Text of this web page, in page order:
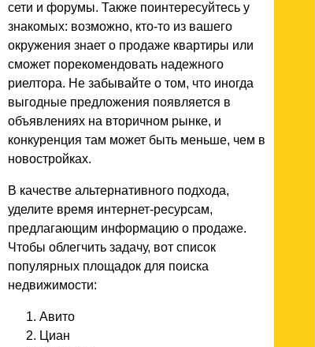
сети и форумы. Также поинтересуйтесь у
знакомых: возможно, кто-то из вашего
окружения знает о продаже квартиры или
сможет порекомендовать надежного
риелтора. Не забывайте о том, что иногда
выгодные предложения появляется в
объявлениях на вторичном рынке, и
конкуренция там может быть меньше, чем в
новостройках.
В качестве альтернативного подхода,
уделите время интернет-ресурсам,
предлагающим информацию о продаже.
Чтобы облегчить задачу, вот список
популярных площадок для поиска
недвижимости:
Авито
Циан